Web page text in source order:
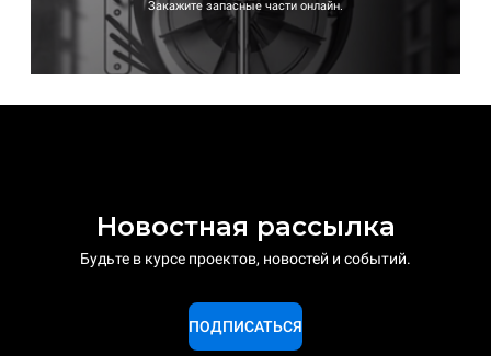
Закажите запасные части онлайн.
Новостная рассылка
Будьте в курсе проектов, новостей и событий.
ПОДПИСАТЬСЯ